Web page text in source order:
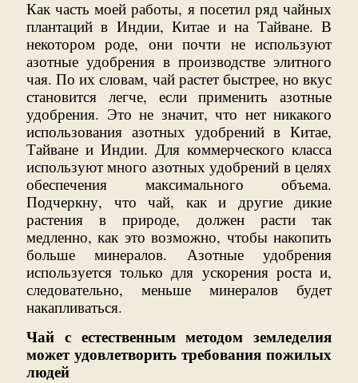
Как часть моей работы, я посетил ряд чайных
плантаций в Индии, Китае и на Тайване. В
некотором роде, они почти не используют
азотные удобрения в производстве элитного
чая. По их словам, чай растет быстрее, но вкус
становится легче, если применить азотные
удобрения. Это не значит, что нет никакого
использования азотных удобрений в Китае,
Тайване и Индии. Для коммерческого класса
используют много азотных удобрений в целях
обеспечения максимального объема.
Подчеркну, что чай, как и другие дикие
растения в природе, должен расти так
медленно, как это возможно, чтобы накопить
больше минералов. Азотные удобрения
используется только для ускорения роста и,
следовательно, меньше минералов будет
накапливаться.
Чай с естественным методом земледелия
может удовлетворить требования пожилых
людей